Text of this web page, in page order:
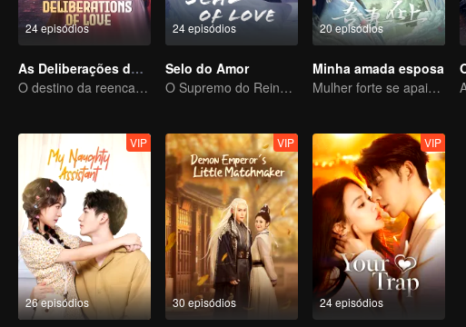
24 episódios
As Deliberações do Amor
O destino da reencarnação cíclica recaiu sobre Qingqing
24 episódios
Selo do Amor
O Supremo do Reino Demoníaco e o Amor Proibido
20 episódios
Minha amada esposa
Mulher forte se apaixonando por homem delicado
26 episódios
VIP
30 episódios
VIP
24 episódios
VIP